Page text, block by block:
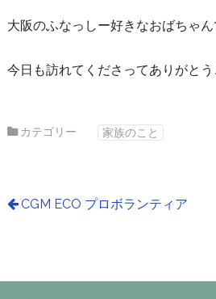
大阪のふなっしー好きなおばちゃん
今日も訪れてくださってありがとう
カテゴリー 家族のこと
CGM ECO プロボランティア